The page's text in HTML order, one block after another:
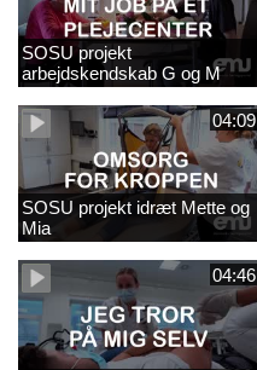
SOSU projekt
arbejdskendskab G og M
04:09
SOSU projekt idræt Mette og
Mia
04:46